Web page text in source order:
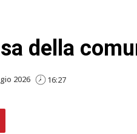
della
2026 16:27